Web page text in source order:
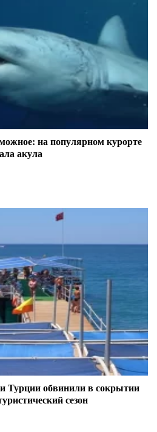
на популярном курорте
акула
Турции обвинили в сокрытии
сезон